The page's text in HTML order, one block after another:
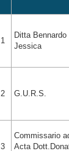
1
Ditta Bennardo
Jessica
2 G.U.R.S.
3
Commissario
Acta